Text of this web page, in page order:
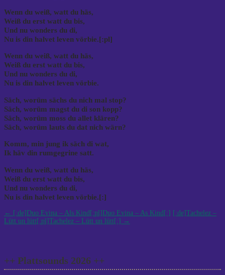
Wenn du weiß, watt du häs,
Weiß du erst watt du bis,
Und nu wonders du di,
Nu is din halvet leven vörbie.[:pl]
Wenn du weiß, watt du häs,
Weiß du erst watt du bis,
Und nu wonders du di,
Nu is din halvet leven vörbie.
Säch, worüm sächs du nich mal stop?
Säch, worüm magst du di son kopp?
Säch, worüm moss du allet klären?
Säch, worüm lauts du dat nich wärn?
Komm, min jung ik säch di wat,
Ik häv din rumgegrine satt.
Wenn du weiß, watt du häs,
Weiß du erst watt du bis,
Und nu wonders du di,
Nu is din halvet leven vörbie.[:]
Post
navigation
← [:de]Duo Evina – Als Kind[:pl]Duo Evina – As Kind[:] [:de]Tachelez –
Lütt un lütt[:pl]Tachelez – Lütt un lütt[:] →
++ Plattsounds 2026 ++